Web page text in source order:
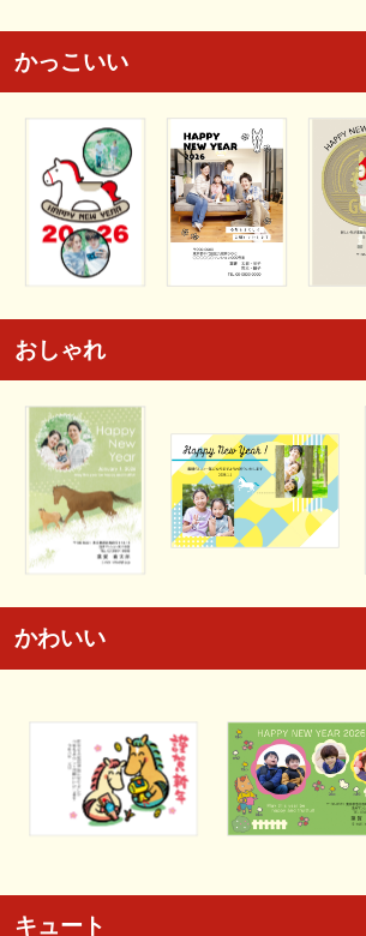
かっこいい
おしゃれ
かわいい
キュート